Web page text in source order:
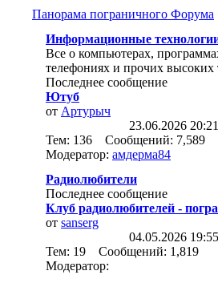
Панорама пограничного Форума
Информационные
Все о компьютерах,
телефониях и прочих высоких
Последнее сообщение
Ютуб
от Артурыч
23.06.2026 20:21
Тем: 136 Сообщений: 7,589
Модератор: амдерма84
Радиолюбители
Последнее сообщение
Клуб радиолюбителей -
от sanserg
04.05.2026 19:55
Тем: 19 Сообщений: 1,819
Модератор: